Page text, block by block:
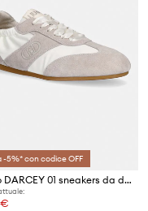
-5%* con codice OFF
Liu Jo DARCEY 01 sneakers da donna in scamoscio
€